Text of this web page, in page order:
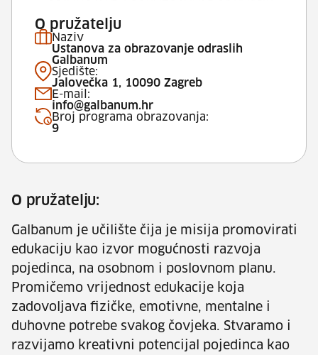
O pružatelju
Naziv
Ustanova za obrazovanje odraslih
Galbanum
Sjedište:
Jalovečka 1, 10090 Zagreb
E-mail:
info@galbanum.hr
Broj programa obrazovanja:
9
O pružatelju:
Galbanum je učilište čija je misija promovirati
edukaciju kao izvor mogućnosti razvoja
pojedinca, na osobnom i poslovnom planu.
Promičemo vrijednost edukacije koja
zadovoljava fizičke, emotivne, mentalne i
duhovne potrebe svakog čovjeka. Stvaramo i
razvijamo kreativni potencijal pojedinca kao